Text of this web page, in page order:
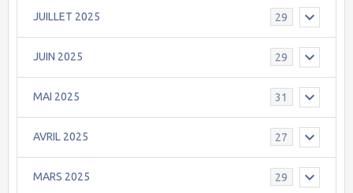
JUILLET 2025 29
JUIN 2025 29
MAI 2025 31
AVRIL 2025 27
MARS 2025 29